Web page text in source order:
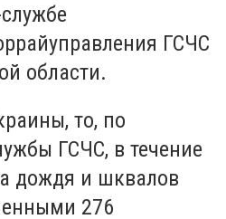
ГСЧС
области.
то, по
ГСЧС, в течение
дождя и шквалов
276